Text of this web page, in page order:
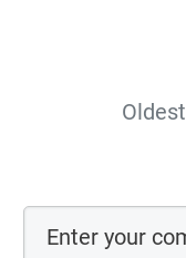
Oldest